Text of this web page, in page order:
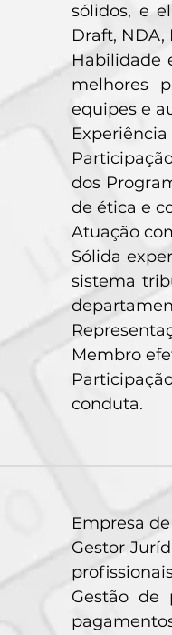
sólidos, e
Draft, NDA,
Habilidade
melhores
equipes e
dos
de ética e
Atuação
Sólida
sistema
Membro
conduta.
Empresa
Gestor
Gestão de